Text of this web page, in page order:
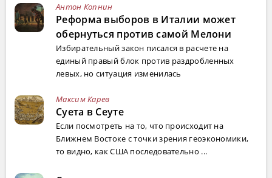
Антон Копнин
Реформа выборов в Италии может
обернуться против самой Мелони
Избирательный закон писался в расчете на
единый правый блок против раздробленных
левых, но ситуация изменилась
Максим Карев
Суета в Сеуте
Если посмотреть на то, что происходит на
Ближнем Востоке с точки зрения геоэкономики,
то видно, как США последовательно ...